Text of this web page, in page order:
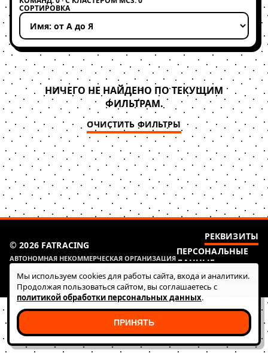
СОРТИРОВКА
Применить сортировку
НИЧЕГО НЕ НАЙДЕНО ПО ТЕКУЩИМ
ФИЛЬТРАМ.
ОЧИСТИТЬ ФИЛЬТРЫ
© 2026 FATRACING
АВТОНОМНАЯ НЕКОММЕРЧЕСКАЯ ОРГАНИЗАЦИЯ
РАЗВИТИЯ ВЕЛОСИПЕДНОГО ДВИЖЕНИЯ "КЛУБ
ФАТ РЭЙСИНГ (ГОНКИ)"
РЕКВИЗИТЫ
ПЕРСОНАЛЬНЫЕ
ДАННЫЕ
HEALTH
Мы используем cookies для работы сайта, входа и аналитики.
Продолжая пользоваться сайтом, вы соглашаетесь с
политикой обработки персональных данных.
ПРИНЯТЬ